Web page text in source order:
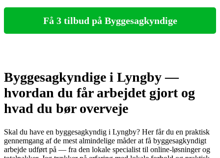
Få 3 tilbud på Byggesagkyndige
Byggesagkyndige i Lyngby —
hvordan du får arbejdet gjort og
hvad du bør overveje
Skal du have en byggesagkyndig i Lyngby? Her får du en praktisk
gennemgang af de mest almindelige måder at få byggesagkyndigt
arbejde udført på — fra den lokale specialist til online‑løsninger og